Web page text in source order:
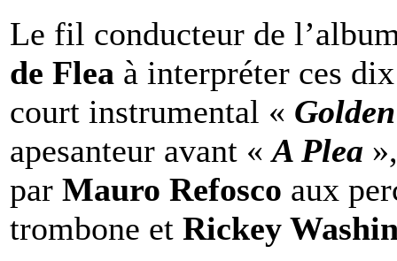
Le fil conducteur de
de Flea à interpréter ces
court instrumental «
apesanteur avant «A Plea
par Mauro Refosco aux
trombone et Rickey